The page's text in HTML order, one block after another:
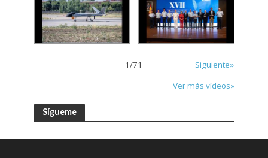
1/71
Siguiente»
Ver más vídeos»
Sígueme